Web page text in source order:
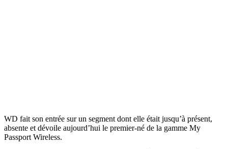
WD fait son entrée sur un segment dont elle était jusqu’à présent,
absente et dévoile aujourd’hui le premier-né de la gamme My
Passport Wireless.